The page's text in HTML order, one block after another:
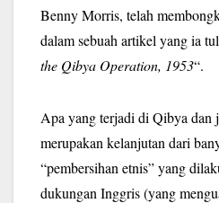
Benny Morris, telah
dalam sebuah artikel yang ia
the Qibya Operation, 1953“.
Apa yang terjadi di Qibya dan
merupakan kelanjutan dari
“pembersihan etnis” yang
dukungan Inggris (yang